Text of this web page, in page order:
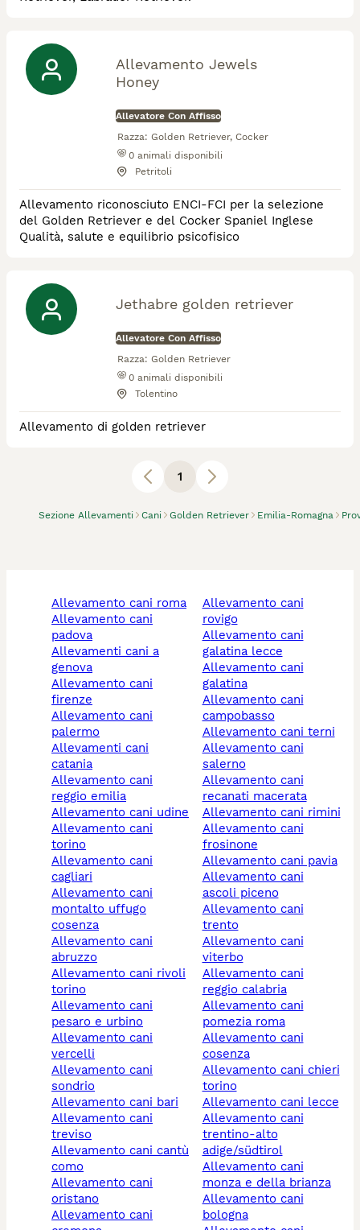
Sezione Allevamenti Cani Golden Retriever Emilia-Romagna
Allevamento Jewels
Honey
Allevatore Con Affisso
Razza: Golden Retriever, Cocker
0 animali disponibili
Petritoli
Allevamento riconosciuto ENCI-FCI per la selezione
del Golden Retriever e del Cocker Spaniel Inglese
Qualità, salute e equilibrio psicofisico
Jethabre golden retriever
Allevatore Con Affisso
Razza: Golden Retriever
0 animali disponibili
Tolentino
Allevamento di golden retriever
1
allevamento cani roma
allevamento cani
padova
allevamenti cani a
genova
allevamento cani
firenze
allevamento cani
palermo
allevamenti cani
catania
allevamento cani
reggio emilia
allevamento cani udine
allevamento cani
torino
allevamento cani
cagliari
allevamento cani
montalto uffugo
cosenza
allevamento cani
abruzzo
allevamento cani rivoli
torino
allevamento cani
pesaro e urbino
allevamento cani
vercelli
allevamento cani
sondrio
allevamento cani bari
allevamento cani
treviso
allevamento cani cantù
como
allevamento cani
oristano
allevamento cani
allevamento cani
rovigo
allevamento cani
galatina lecce
allevamento cani
galatina
allevamento cani
campobasso
allevamento cani terni
allevamento cani
salerno
allevamento cani
recanati macerata
allevamento cani rimini
allevamento cani
frosinone
allevamento cani pavia
allevamento cani
ascoli piceno
allevamento cani
trento
allevamento cani
viterbo
allevamento cani
reggio calabria
allevamento cani
pomezia roma
allevamento cani
cosenza
allevamento cani chieri
torino
allevamento cani lecce
allevamento cani
trentino-alto
adige/südtirol
allevamento cani
monza e della brianza
allevamento cani
bologna